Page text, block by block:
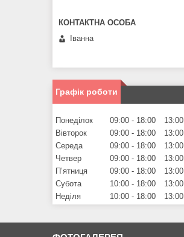
Іванна
Графік роботи
Понеділок 09:00 18:00 13:00
Вівторок
09:00 18:00 13:00
Середа
09:00 18:00 13:00
Четвер
09:00 18:00 13:00
Пʼятниця
09:00 18:00 13:00
Субота
10:00 18:00 13:00
Неділя
10:00 18:00 13:00